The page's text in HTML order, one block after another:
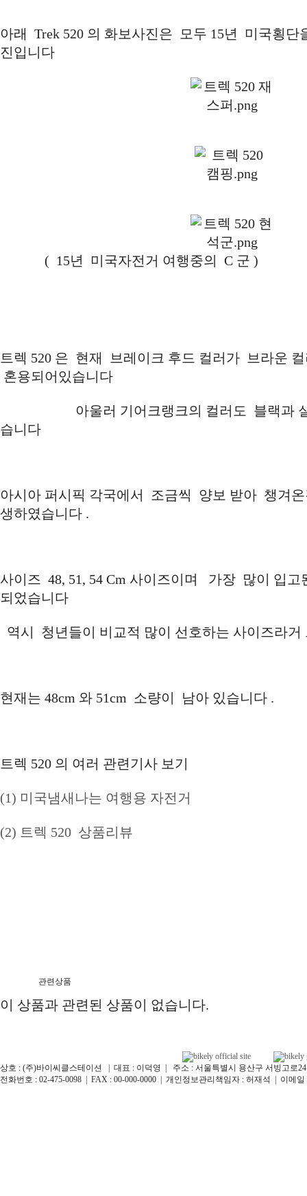
아래 Trek 520 의 화보사진은 모두 15년 미국횡단
진입니다
( 15년 미국자전거 여행중의 C 군 )
트렉 520 은 현재 브레이크 후드 컬러가 브라운
혼용되어있습니다
아울러 기어크랭크의 컬러도 블랙과 실
습니다
아시아 퍼시픽 각국에서 조금씩 양보 받아 챙겨
생하였습니다 .
사이즈 48, 51, 54 Cm 사이즈이며 가장 많이 입
되었습니다
역시 청년들이 비교적 많이 선호하는 사이즈라
현재는 48cm 와 51cm 소량이 남아 있습니다 .
트렉 520 의 여러 관련기사 보기
(1) 미국냄새나는 여행용 자전거
(2) 트렉 520 상품리뷰
관련상품
이 상품과 관련된 상품이 없습니다.
상호 : (주)바이씨클스테이션 | 대표 : 이덕영 | 주소 : 서울특별시 용산구 서빙고로
전화번호 : 02-475-0098 | FAX : 00-000-0000 | 개인정보관리책임자 : 허재석 | 이메일 :